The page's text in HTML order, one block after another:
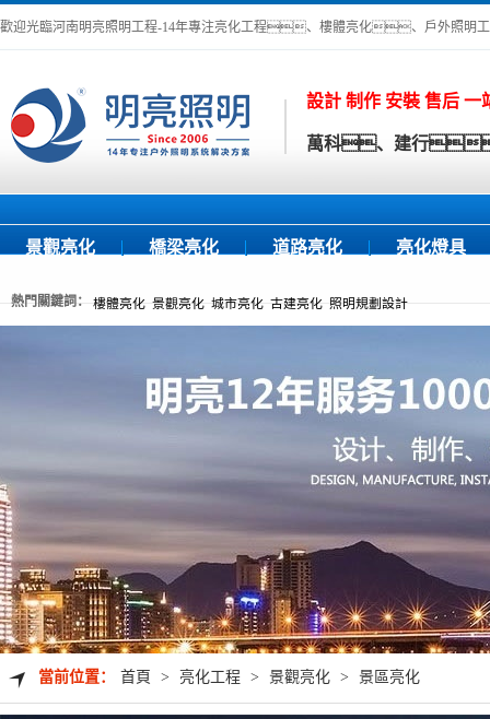
歡迎光臨河南明亮照明工程-14年專注亮化工程、樓體亮化、戶外照明
設計 制作 安裝 售后 一
萬科、建行
景觀亮化 橋梁亮化 道路亮化 亮化燈具
熱門關鍵詞：
當前位置： 首頁 > 亮化工程 > 景觀亮化 > 景區亮化